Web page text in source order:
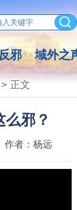
邪 域外之
> 正文
么邪？
作者： 杨远